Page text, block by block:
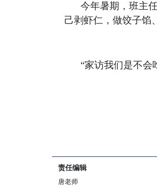
今年暑期，班主
己剥虾仁，做饺子馅
“家访我们是不
责任编辑
唐老师